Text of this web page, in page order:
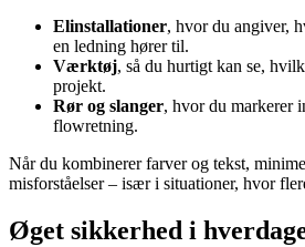
Elinstallationer, hvor du angiver,
en ledning hører til.
Værktøj, så du hurtigt kan se,
projekt.
Rør og slanger, hvor du markerer
flowretning.
Når du kombinerer farver og tekst,
misforståelser – især i situationer, hvor
Øget sikkerhed i